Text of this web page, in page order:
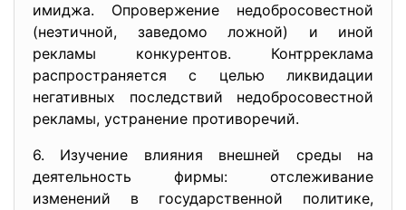
имиджа. Опровержение недобросовестной
(неэтичной, заведомо ложной) и иной
рекламы конкурентов. Контрреклама
распространяется с целью ликвидации
негативных последствий недобросовестной
рекламы, устранение противоречий.
6. Изучение влияния внешней среды на
деятельность фирмы: отслеживание
изменений в государственной политике,